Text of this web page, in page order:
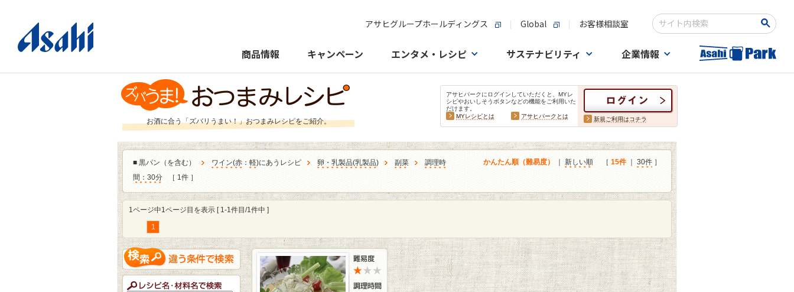
アサヒグループホールディングス Global お客様相談室
検索キーワード入力
商品情報 キャンペーン エンタメ・レシピ サステナビリティ 企業情報
お酒に合う「ズバリうまい！」おつまみレシピをご紹介。
アサヒパークにログインしていただくと、MYレ
シピやおいしそうボタンなどの機能をご利用いた
だけます。
MYレシピとは
アサヒパークとは 新規ご利用はコチラ
■ 黒パン（を含む） ワイン(赤 ： 軽)にあうレシピ 卵・乳製品(乳製品) 副菜
調理時
間：30分
［ 1件 ］
かんたん順（難易度） 新しい順 ［ 15件｜ 30件 ］
1ページ中1ページ目を表示 [ 1-1件目/1件中 ]
1